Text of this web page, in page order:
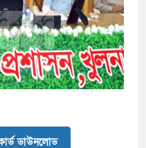
ডাউনলোড